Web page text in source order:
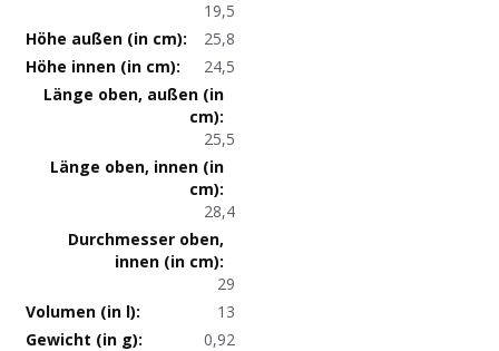
19,5
25,8
24,5
25,5
28,4
29
13
0,92